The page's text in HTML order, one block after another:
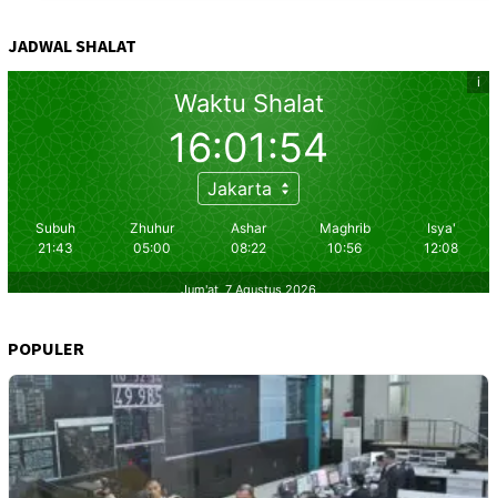
JADWAL SHALAT
POPULER